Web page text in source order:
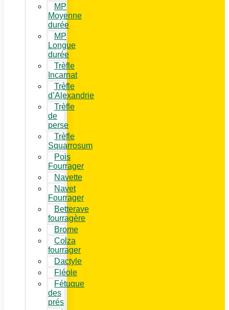
MP
Moyenne
durée
MP
Longue
durée
Trèfle
Incarnat
Trèfle
d’Alexandrie
Trèfle
de
perse
Trèfle
Squarrosum
Pois
Fourrager
Navette
Navet
Fourrager
Betterave
fourragère
Brome
Colza
fourrager
Dactyle
Fléole
Fétuque
des
prés